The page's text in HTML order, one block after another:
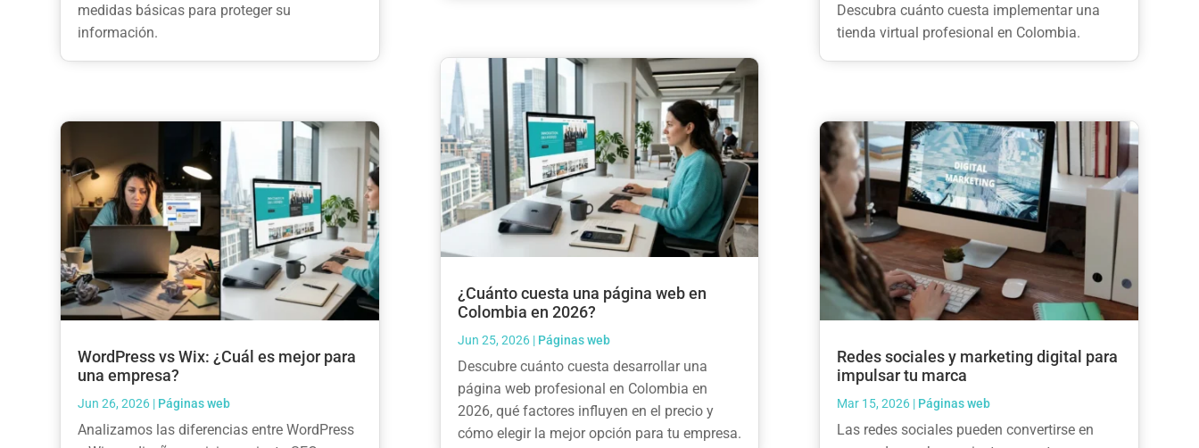
medidas básicas para proteger su
información.
WordPress vs Wix: ¿Cuál es mejor para
una empresa?
Jun 26, 2026 | Páginas web
Analizamos las diferencias entre WordPress
¿Cuánto cuesta una página web en
Colombia en 2026?
Jun 25, 2026| Páginas web
Descubre cuánto cuesta desarrollar una
página web profesional en Colombia en
2026, qué factores influyen en el precio y
cómo elegir la mejor opción para tu empresa.
Descubra cuánto cuesta implementar una
tienda virtual profesional en Colombia.
Redes sociales y marketing digital para
impulsar tu marca
Mar 15, 2026| Páginas web
Las redes sociales pueden convertirse en